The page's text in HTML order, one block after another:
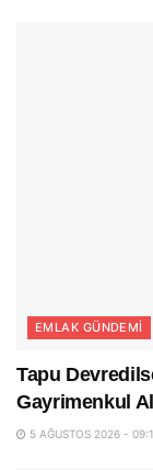
EMLAK GÜNDEMI
Tapu
Gayrimenkul
5 AĞUSTOS 2026 -